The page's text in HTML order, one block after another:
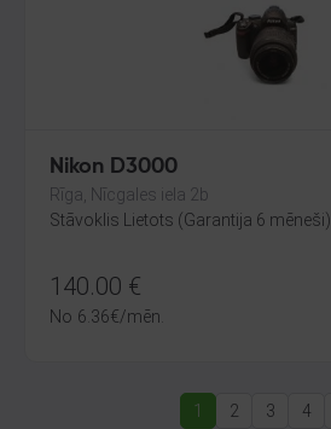
Nikon D3000
Rīga, Nīcgales iela 2b
Stāvoklis Lietots (Garantija 6 mēneši)
140.00 €
No 6.36€/mēn.
1
(current)
2 3 4